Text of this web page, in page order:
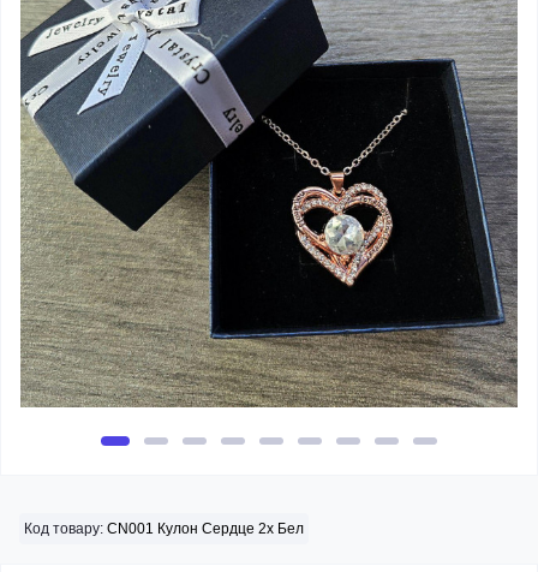
Код товару: CN001 Кулон Сердце 2х Бел